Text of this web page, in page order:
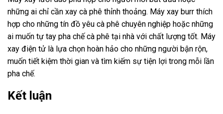
những ai chỉ cần xay cà phê thỉnh thoảng. Máy xay burr thích
hợp cho những tín đồ yêu cà phê chuyên nghiệp hoặc những
ai muốn tự tay pha chế cà phê tại nhà với chất lượng tốt. Máy
xay điện tử là lựa chọn hoàn hảo cho những người bận rộn,
muốn tiết kiệm thời gian và tìm kiếm sự tiện lợi trong mỗi lần
pha chế.
Kết luận